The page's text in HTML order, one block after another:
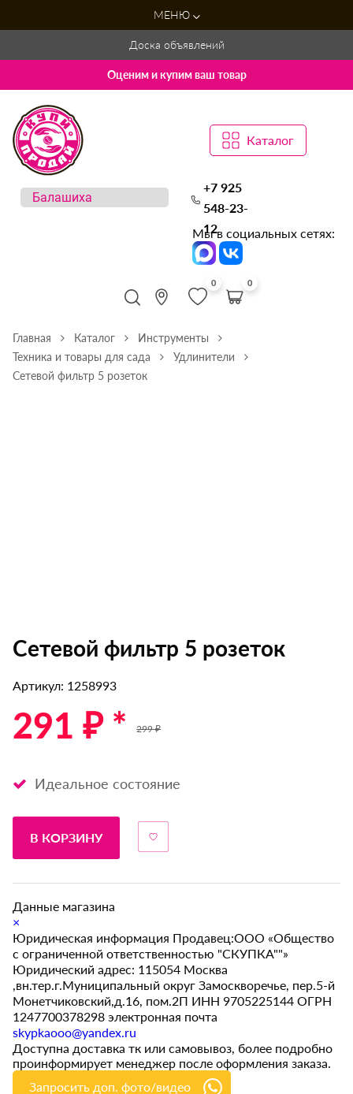
МЕНЮ
Доска объявлений
Оценим и купим ваш товар
Каталог
+7 925
548-23-
12
Мы в социальных сетях:
0 0
Главная Каталог
Инструменты
Техника и товары для сада
Удлинители
Сетевой фильтр 5 розеток
Сетевой фильтр 5 розеток
Артикул: 1258993
291 ₽ * 299 ₽
Идеальное состояние
В КОРЗИНУ
Данные магазина
×
Юридическая информация Продавец:ООО «Общество
с ограниченной ответственностью "СКУПКА""»
Юридический адрес: 115054 Москва
,вн.тер.г.Муниципальный округ Замоскворечье, пер.5-й
Монетчиковский,д.16, пом.2П ИНН 9705225144 ОГРН
1247700378298 электронная почта
skypkaooo@yandex.ru
Доступна доставка тк или самовывоз, более подробно
проинформирует менеджер после оформления заказа.
Запросить доп. фото/видео